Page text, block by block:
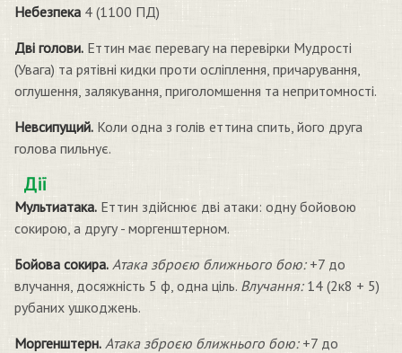
Небезпека 4 (1100 ПД)
Дві голови. Еттин має перевагу на перевірки Мудрості
(Увага) та рятівні кидки проти осліплення, причарування,
оглушення, залякування, приголомшення та непритомності.
Невсипущий. Коли одна з голів еттина спить, його друга
голова пильнує.
Дії
Мультиатака. Еттин здійснює дві атаки: одну бойовою
сокирою, а другу - моргенштерном.
Бойова сокира. Атака зброєю ближнього бою:+7 до
влучання, досяжність 5 ф, одна ціль. Влучання:14 (2к8 + 5)
рубаних ушкоджень.
Моргенштерн. Атака зброєю ближнього бою:+7 до